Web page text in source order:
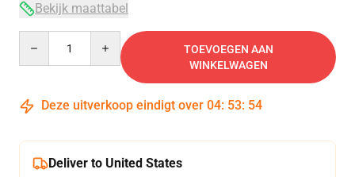
Bekijk maattabel
TOEVOEGEN AAN
WINKELWAGEN
Deze uitverkoop eindigt over 04: 53: 54
Deliver to United States